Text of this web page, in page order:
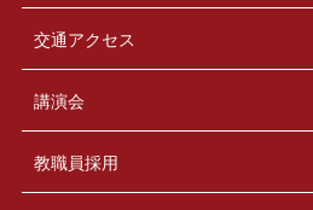
交通アクセス
講演会
教職員採用